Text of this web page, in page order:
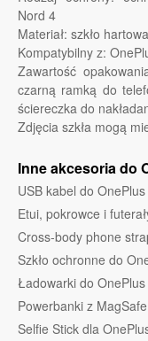
Nord 4
Materiał: szkło
Kompatybilny z:
Zawartość
czarną ramką do
ściereczka do
Zdjęcia szkła mogą
Inne akcesoria do
USB kabel do
Etui, pokrowce i
Cross-body phone
Szkło ochronne do
Ładowarki do
Powerbanki z
Selfie Stick dla